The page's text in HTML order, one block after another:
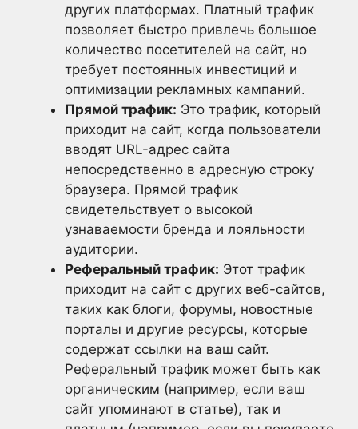
других платформах. Платный трафик
позволяет быстро привлечь большое
количество посетителей на сайт, но
требует постоянных инвестиций и
оптимизации рекламных кампаний.
Прямой трафик: Это трафик, который
приходит на сайт, когда пользователи
вводят URL-адрес сайта
непосредственно в адресную строку
браузера. Прямой трафик
свидетельствует о высокой
узнаваемости бренда и лояльности
аудитории.
Реферальный трафик: Этот трафик
приходит на сайт с других веб-сайтов,
таких как блоги, форумы, новостные
порталы и другие ресурсы, которые
содержат ссылки на ваш сайт.
Реферальный трафик может быть как
органическим (например, если ваш
сайт упоминают в статье), так и